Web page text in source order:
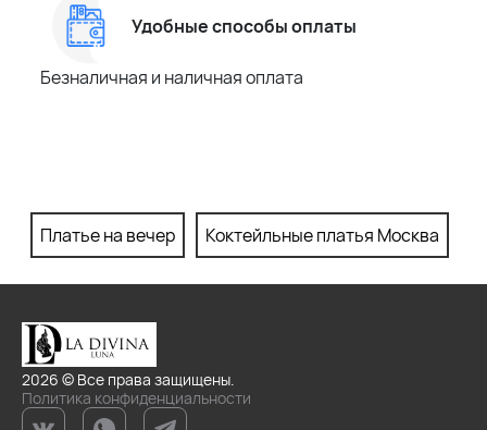
Удобные способы оплаты
Безналичная и наличная оплата
Платье на вечер Коктейльные платья Москва
2026 © Все права защищены.
Политика конфиденциальности